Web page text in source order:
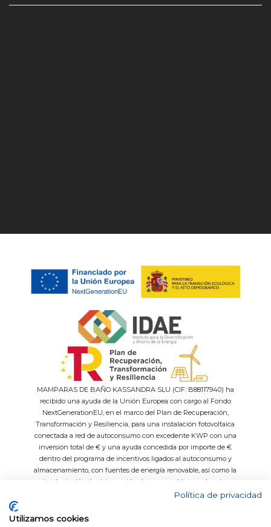
MAMPARAS DE BAÑO KASSANDRA SLU (CIF: B88117940) ha
recibido una ayuda de la Unión Europea con cargo al Fondo
NextGenerationEU, en el marco del Plan de Recuperación,
Transformación y Resiliencia, para una instalación fotovoltaica
conectada a red de autoconsumo con excedente KWP con una
inversión total de € y una ayuda concedida por importe de €
dentro del programa de incentivos ligados al autoconsumo y
almacenamiento, con fuentes de energía renovable, así como la
implantación de sistemas térmicos renovables en el sector
residencial del Ministerio para la Transición Ecológica y el Reto
Política de privacidad
Utilizamos cookies